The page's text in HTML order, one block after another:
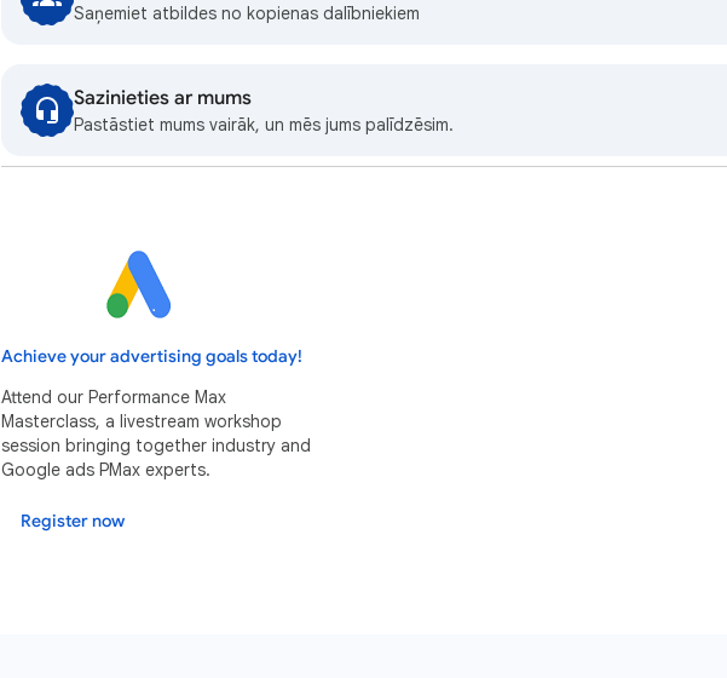
Saņemiet atbildes no kopienas dalībniekiem
Sazinieties ar mums
Pastāstiet mums vairāk, un mēs jums palīdzēsim.
Achieve your advertising goals today!
Attend our Performance Max
Masterclass, a livestream workshop
session bringing together industry and
Google ads PMax experts.
Register now